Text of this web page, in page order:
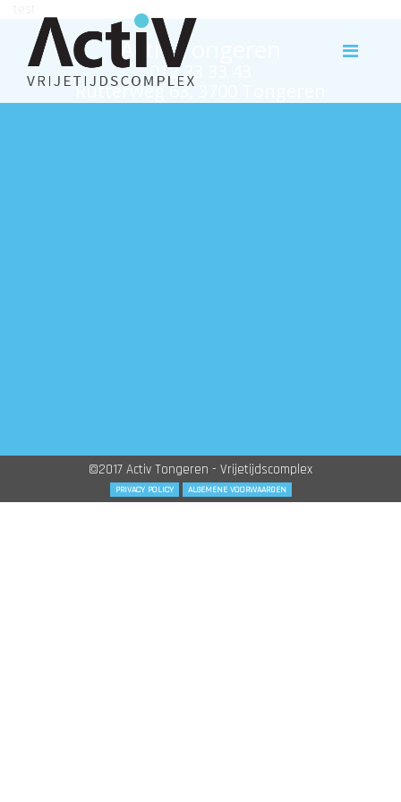
Activ Tongeren
012 23 33 43
Rutterweg 63, 3700 Tongeren
©2017 Activ Tongeren - Vrijetijdscomplex
PRIVACY POLICY ALGEMENE VOORWAARDEN